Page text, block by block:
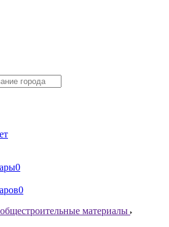
0
0
общестроительные материалы